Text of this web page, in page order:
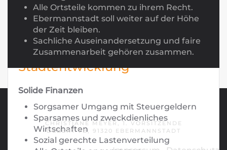
Qualifizierte Badeaufsicht
Zukunftsorientierte
Stadtentwicklung
Solide Finanzen
Sorgsamer Umgang mit Steuergeldern
Sparsames und zweckdienliches
Wirtschaften
Sozial gerechte Lastenverteilung
Alle Ortsteile kommen zu ihrem Recht.
Ebermannstadt soll weiter auf der Höhe
der Zeit bleiben.
Sachliche Auseinandersetzung und faire
Zusammenarbeit gehören zusammen.
NEUE LISTE EBERMANNSTADT
CHRISTIANE MEYER, 1. VORSITZENDE
DEBERT 7B, 91320 EBERMANNSTADT